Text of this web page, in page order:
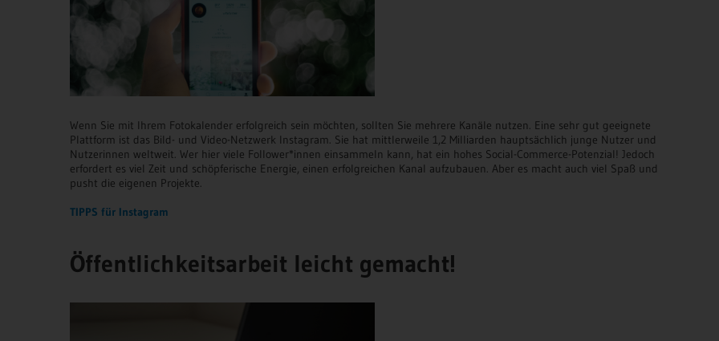
Wenn Sie mit Ihrem Fotokalender erfolgreich sein möchten, sollten Sie mehrere Kanäle nutzen. Eine sehr gut geeignete
Plattform ist das Bild- und Video-Netzwerk Instagram. Sie hat mittlerweile 1,2 Milliarden hauptsächlich junge Nutzer und
Nutzerinnen weltweit. Wer hier viele Follower*innen einsammeln kann, hat ein hohes Social-Commerce-Potenzial! Jedoch
erfordert es viel Zeit und schöpferische Energie, einen erfolgreichen Kanal aufzubauen. Aber es macht auch viel Spaß und
pusht die eigenen Projekte.
TIPPS für Instagram
Öffentlichkeitsarbeit leicht gemacht!